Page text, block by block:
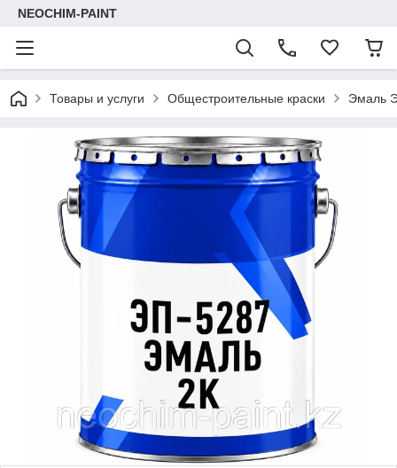
NEOCHIM-PAINT
Товары и услуги Общестроительные краски Эмаль